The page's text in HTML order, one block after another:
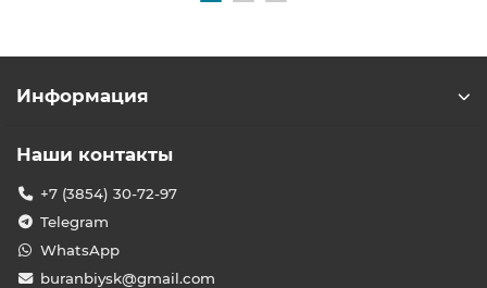
Информация
Наши контакты
+7 (3854) 30-72-97
Telegram
WhatsApp
buranbiysk@gmail.com